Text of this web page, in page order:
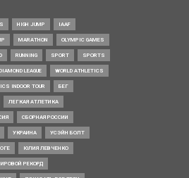
HIGH JUMP IAAF
MARATHON OLYMPIC GAMES
RUNNING SPORT SPORTS
LEAGUE WORLD ATHLETICS
INDOOR TOUR БЕГ
ЛЕГКАЯ АТЛЕТИКА
СБОРНАЯ РОССИИ
УКРАИНА УСЭЙН БОЛТ
ЮЛИЯ ЛЕВЧЕНКО
РЕКОРД